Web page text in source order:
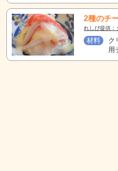
2種のチ
れしぴ提供：
材料
ク
用